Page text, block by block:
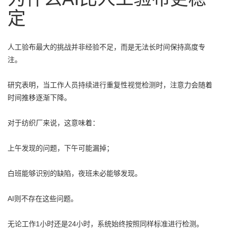
定
人工验布最大的挑战并非经验不足，而是无法长时间保持高度专
注。
研究表明，当工作人员持续进行重复性视觉检测时，注意力会随着
时间推移逐渐下降。
对于纺织厂来说，这意味着：
上午发现的问题，下午可能漏掉；
白班能够识别的缺陷，夜班未必能够发现。
AI则不存在这些问题。
无论工作1小时还是24小时，系统始终按照同样标准进行检测。